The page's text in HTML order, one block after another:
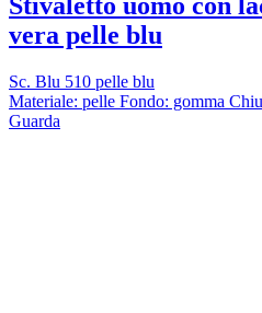
vera pelle blu
Sc. Blu 510 pelle blu
Materiale: pelle Fondo: gomma
Guarda